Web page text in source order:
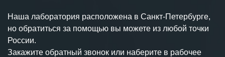
Наша лаборатория расположена в Санкт-Петербурге,
но обратиться за помощью вы можете из любой точки
России.
Закажите обратный звонок или наберите в рабочее